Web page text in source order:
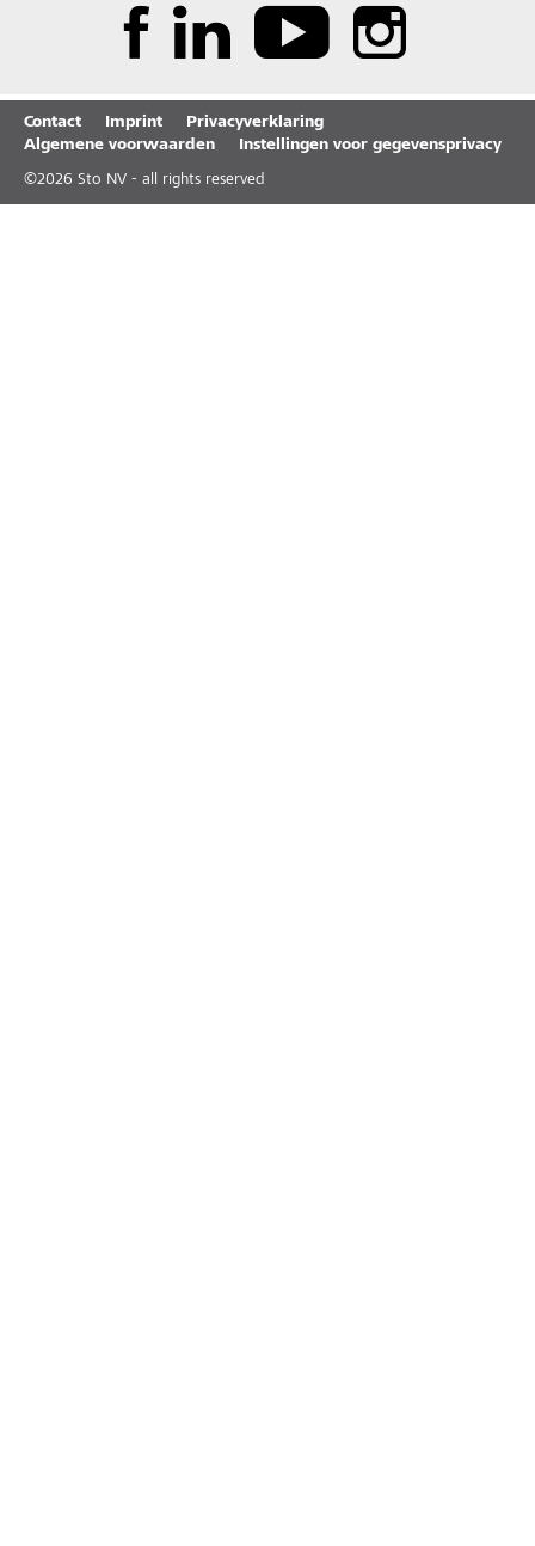
Contact Imprint
Privacyverklaring
Algemene voorwaarden
Instellingen voor gegevensprivacy
©2026 Sto NV - all rights reserved